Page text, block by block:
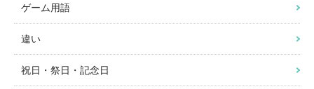
ゲーム用語
違い
祝日・祭日・記念日